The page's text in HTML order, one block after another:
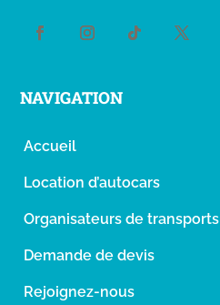
NAVIGATION
Accueil
Location d’autocars
Organisateurs de transports
Demande de devis
Rejoignez-nous